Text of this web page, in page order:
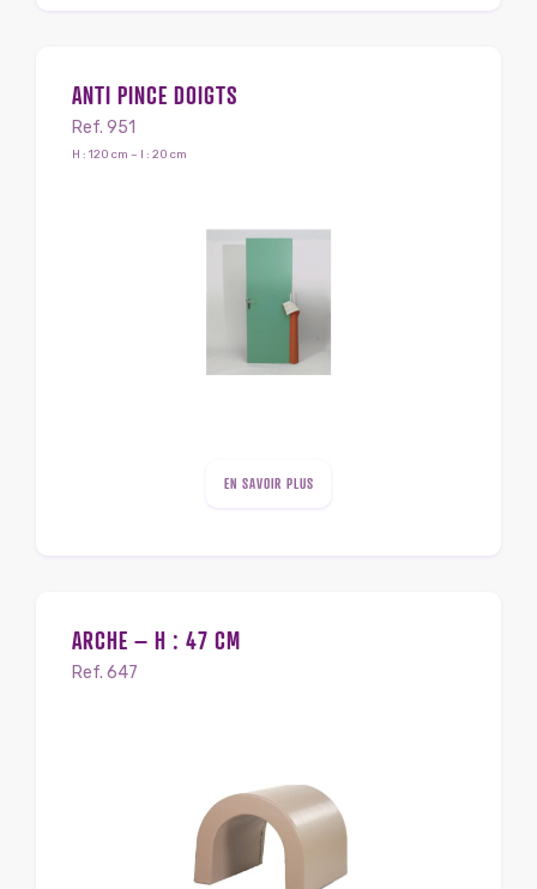
ANTI PINCE DOIGTS
Ref. 951
H : 120 cm – l : 20 cm
EN SAVOIR PLUS
ARCHE – H : 47 CM
Ref. 647